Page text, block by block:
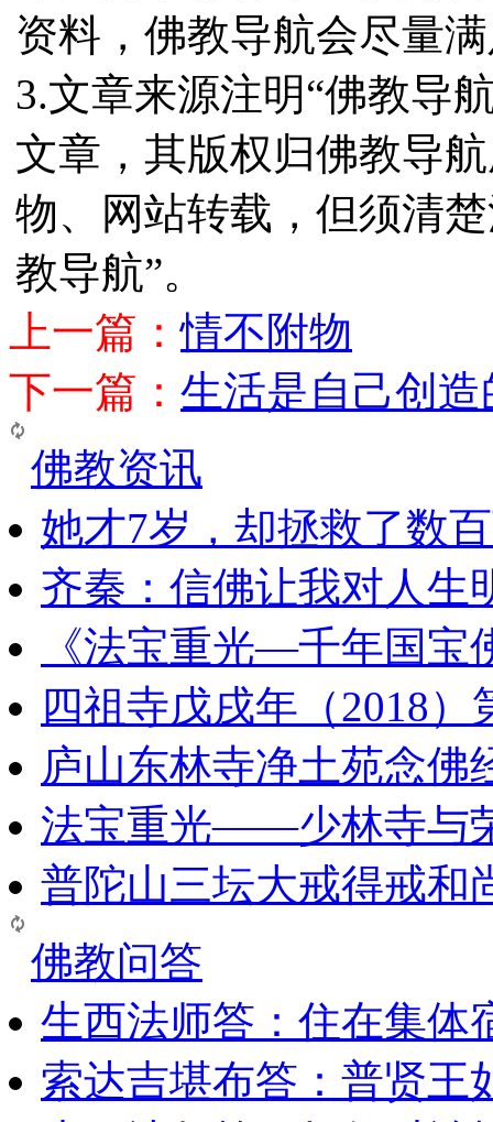
资料，佛教导航会尽量
3.文章来源注明“佛教导
文章，其版权归佛教导
物、网站转载，但须清
教导航”。
上一篇：情不附物
下一篇： 生活是自己创造
佛教资讯
她才7岁，却拯救了数
齐秦：信佛让我对人生
《法宝重光—千年国宝
四祖寺戊戌年（2018
庐山东林寺净土苑念佛
法宝重光——少林寺与
普陀山三坛大戒得戒和
佛教问答
生西法师答：住在集体
索达吉堪布答：普贤王